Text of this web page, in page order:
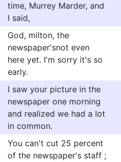
time, Murrey Marder, and
I said,
God, milton, the
newspaper'snot even
here yet. I'm sorry it's so
early.
I saw your picture in the
newspaper one morning
and realized we had a lot
in common.
You can't cut 25 percent
of the newspaper's staff ;